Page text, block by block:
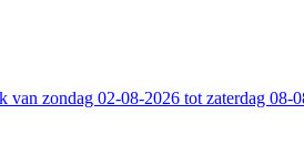
zondag 02-08-2026 tot zaterdag 08-